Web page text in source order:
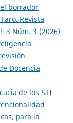
borrador
Faro. Revista
3 Núm. 3 (2026)
Docencia
de los STI
para la